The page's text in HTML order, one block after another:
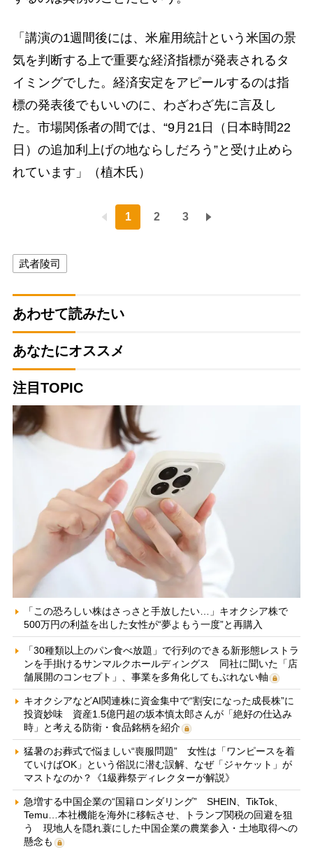
「講演の1週間後には、米雇用統計という米国の景
気を判断する上で重要な経済指標が発表されるタ
イミングでした。経済安定をアピールするのは指
標の発表後でもいいのに、わざわざ先に言及し
た。市場関係者の間では、“9月21日（日本時間22
日）の追加利上げの地ならしだろう”と受け止めら
れています」（植木氏）
1 2 3
武者陵司
あわせて読みたい
あなたにオススメ
注目TOPIC
「この恐ろしい株はさっさと手放したい…」キオクシア株で
500万円の利益を出した女性が“夢よもう一度”と再購入
「30種類以上のパン食べ放題」で行列のできる新形態レストラ
ンを手掛けるサンマルクホールディングス 同社に聞いた「店
舗展開のコンセプト」、事業を多角化してもぶれない軸
キオクシアなどAI関連株に資金集中で“割安になった成長株”に
投資妙味 資産1.5億円超の坂本慎太郎さんが「絶好の仕込み
時」と考える防衛・食品銘柄を紹介
猛暑のお葬式で悩ましい“喪服問題” 女性は「ワンピースを着
ていけばOK」という俗説に潜む誤解、なぜ「ジャケット」が
マストなのか？《1級葬祭ディレクターが解説》
急増する中国企業の“国籍ロンダリング” SHEIN、TikTok、
Temu…本社機能を海外に移転させ、トランプ関税の回避を狙
う 現地人を隠れ蓑にした中国企業の農業参入・土地取得への
懸念も